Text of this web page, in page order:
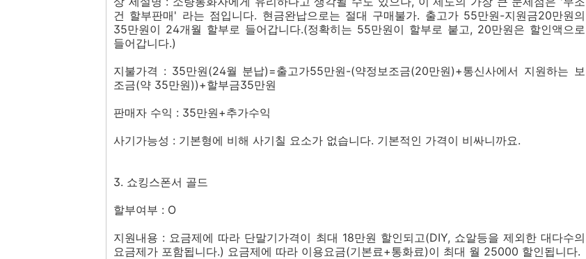
건 할부판매' 라는 점입니다. 현금완납으로는 절대 구매불가. 출고가 55만원-지원금20만원의
35만원이 24개월 할부로 들어갑니다.(정확히는 55만원이 할부로 붙고, 20만원은 할인액으로
들어갑니다.)
지불가격 : 35만원(24월 분납)=출고가55만원-(약정보조금(20만원)+통신사에서 지원하는 보
조금(약 35만원))+할부금35만원
판매자 수익 : 35만원+추가수익
사기가능성 : 기본형에 비해 사기칠 요소가 없습니다. 기본적인 가격이 비싸니까요.
3. 쇼킹스폰서 골드
할부여부 : O
지원내용 : 요금제에 따라 단말기가격이 최대 18만원 할인되고(DIY, 쇼알등을 제외한 대다수의
요금제가 포함됩니다.) 요금제에 따라 이용요금(기본료+통화료)이 최대 월 25000 할인됩니다.